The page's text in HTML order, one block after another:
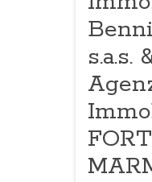
s.a.s.